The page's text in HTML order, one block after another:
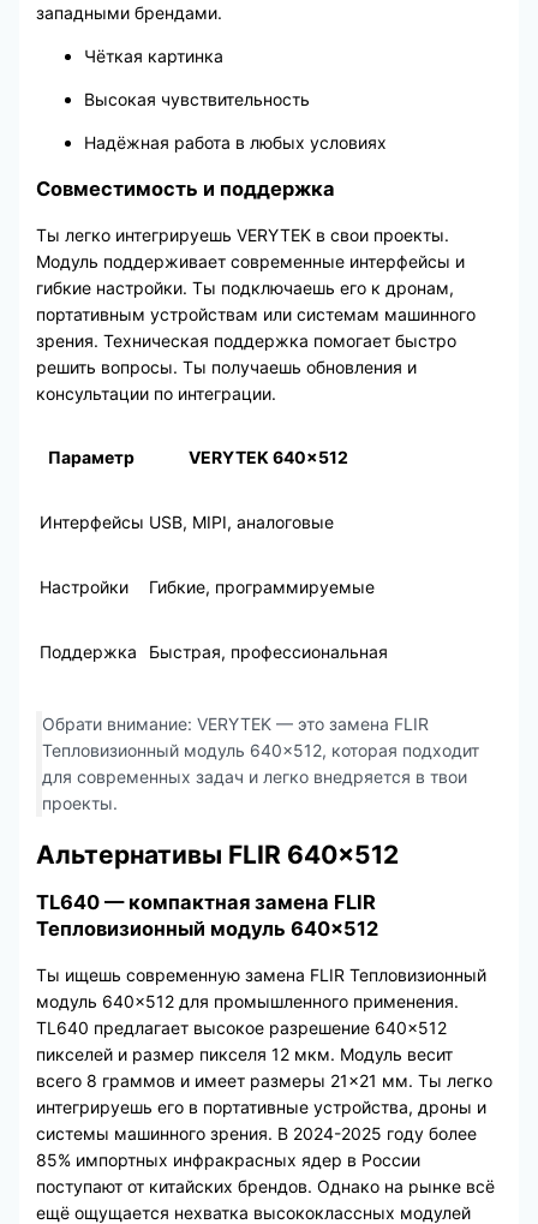
западными брендами.
Чёткая картинка
Высокая чувствительность
Надёжная работа в любых условиях
Совместимость и поддержка
Ты легко интегрируешь VERYTEK в свои проекты.
Модуль поддерживает современные интерфейсы и
гибкие настройки. Ты подключаешь его к дронам,
портативным устройствам или системам машинного
зрения. Техническая поддержка помогает быстро
решить вопросы. Ты получаешь обновления и
консультации по интеграции.
Параметр VERYTEK 640×512
Интерфейсы USB, MIPI, аналоговые
Настройки Гибкие, программируемые
Поддержка Быстрая, профессиональная
Обрати внимание: VERYTEK — это замена FLIR
Тепловизионный модуль 640×512, которая подходит
для современных задач и легко внедряется в твои
проекты.
Альтернативы FLIR 640×512
TL640 — компактная замена FLIR
Тепловизионный модуль 640×512
Ты ищешь современную замена FLIR Тепловизионный
модуль 640×512 для промышленного применения.
TL640 предлагает высокое разрешение 640×512
пикселей и размер пикселя 12 мкм. Модуль весит
всего 8 граммов и имеет размеры 21×21 мм. Ты легко
интегрируешь его в портативные устройства, дроны и
системы машинного зрения. В 2024-2025 году более
85% импортных инфракрасных ядер в России
поступают от китайских брендов. Однако на рынке всё
ещё ощущается нехватка высококлассных модулей